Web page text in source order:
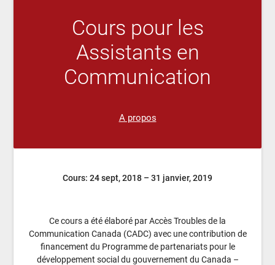
Cours pour les
Assistants en
Communication
A propos
Cours: 24 sept, 2018 – 31 janvier, 2019
Ce cours a été élaboré par Accès Troubles de la
Communication Canada (CADC) avec une contribution de
financement du Programme de partenariats pour le
développement social du gouvernement du Canada –